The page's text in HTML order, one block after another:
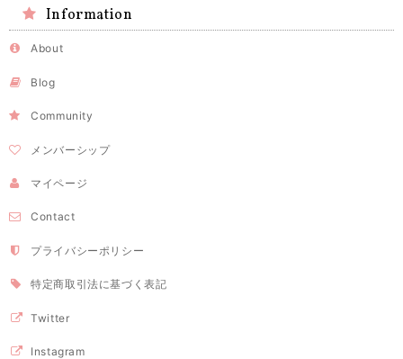
Information
About
Blog
Community
メンバーシップ
マイページ
Contact
プライバシーポリシー
特定商取引法に基づく表記
Twitter
Instagram